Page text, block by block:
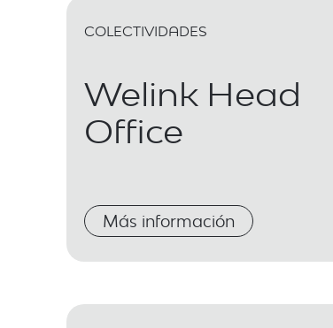
COLECTIVIDADES
Welink Head
Office
Más información